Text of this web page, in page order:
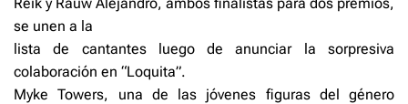
se unen a la
lista de cantantes luego de anunciar la sorpresiva
colaboración en “Loquita”.
Myke Towers, una de las jóvenes figuras del género